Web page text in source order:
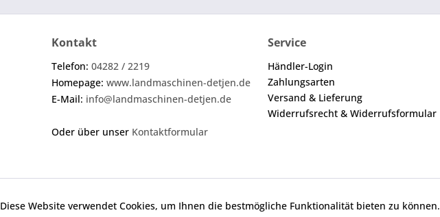
Kontakt
Telefon: 04282 / 2219
Homepage: www.landmaschinen-detjen.de
E-Mail: info@landmaschinen-detjen.de
Oder über unser Kontaktformular
Service
Händler-Login
Zahlungsarten
Versand & Lieferung
Widerrufsrecht & Widerrufsformular
Diese Website verwendet Cookies, um Ihnen die bestmögliche Funktionalität bieten zu können.